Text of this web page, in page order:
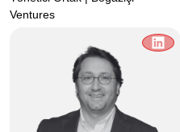
Ventures